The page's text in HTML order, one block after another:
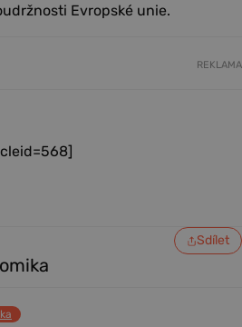
Evropské unie.
REKLAMA
Sdílet